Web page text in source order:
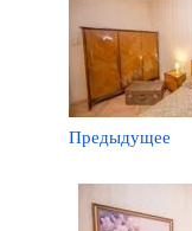
Предыдущее